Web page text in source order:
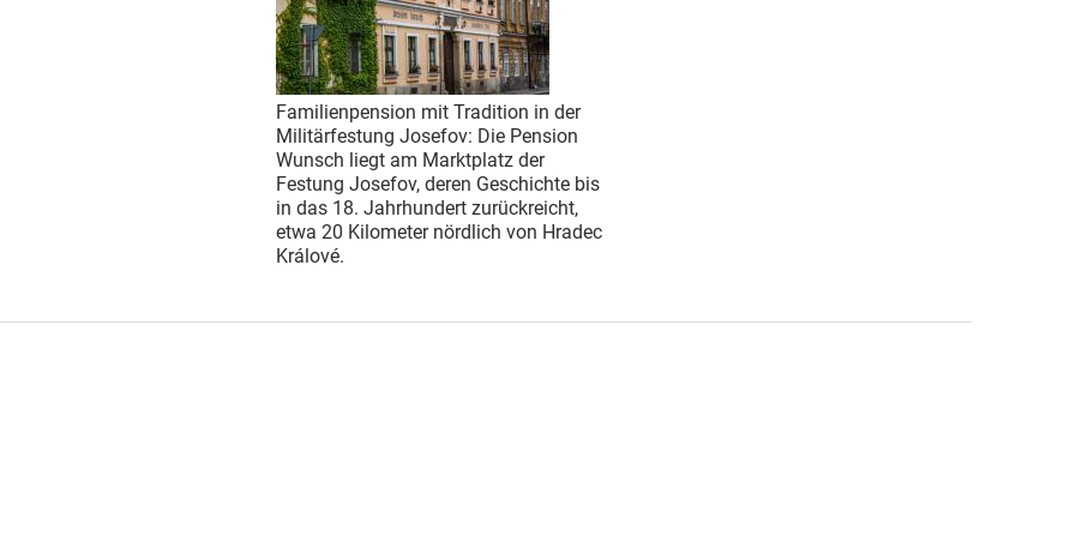
Familienpension mit Tradition in der
Militärfestung Josefov: Die Pension
Wunsch liegt am Marktplatz der
Festung Josefov, deren Geschichte bis
in das 18. Jahrhundert zurückreicht,
etwa 20 Kilometer nördlich von Hradec
Králové.